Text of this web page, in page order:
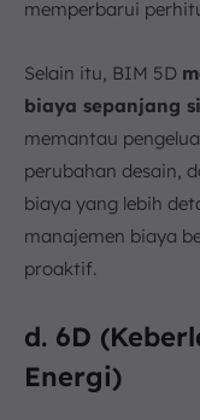
memperbarui
Selain itu, BIM 5D
biaya sepanjang
memantau
perubahan desain,
biaya yang lebih
manajemen biaya
proaktif.
d. 6D
Energi)